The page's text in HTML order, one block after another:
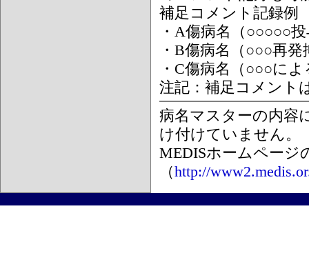
補足コメント記録例
・A傷病名（○○○○○
・B傷病名（○○○再
・C傷病名（○○○に
注記：補足コメント
病名マスターの内容
け付けていません。
MEDISホームページ
（http://